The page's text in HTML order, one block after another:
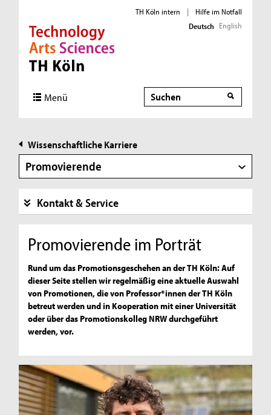
Direkt zur Hauptnavigation
Direkt zur Subnavigation
Direkt zum Inhalt
Direkt zum Fußbereich
TH Köln intern |
Hilfe im Notfall
Deutsch English
Menü Suche
Wissenschaftliche Karriere
Promovierende
Kontakt & Service
Promovierende im Porträt
Rund um das Promotionsgeschehen an der TH Köln: Auf
dieser Seite stellen wir regelmäßig eine aktuelle Auswahl
von Promotionen, die von Professor*innen der TH Köln
betreut werden und in Kooperation mit einer Universität
oder über das Promotionskolleg NRW durchgeführt
werden, vor.